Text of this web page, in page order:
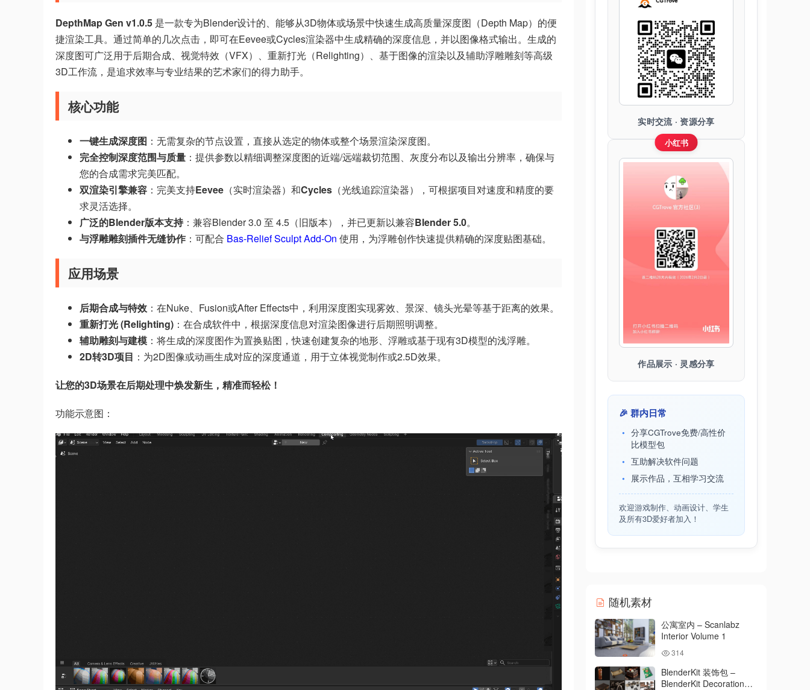
DepthMap Gen v1.0.5 是一款专为Blender设计的、能够从3D物体或场景中快速生成高质量深度图（Depth Map）的便
捷渲染工具。通过简单的几次点击，即可在Eevee或Cycles渲染器中生成精确的深度信息，并以图像格式输出。生成的
深度图可广泛用于后期合成、视觉特效（VFX）、重新打光（Relighting）、基于图像的渲染以及辅助浮雕雕刻等高级
3D工作流，是追求效率与专业结果的艺术家们的得力助手。
核心功能
一键生成深度图 ：无需复杂的节点设置，直接从选定的物体或整个场景渲染深度图。
完全控制深度范围与质量 ：提供参数以精细调整深度图的近端/远端裁切范围、灰度分布以及输出分辨率，确保与
您的合成需求完美匹配。
双渲染引擎兼容 ：完美支持Eevee （实时渲染器）和Cycles （光线追踪渲染器），可根据项目对速度和精度的要
求灵活选择。
广泛的Blender版本支持：兼容Blender 3.0 至 4.5（旧版本），并已更新以兼容Blender 5.0。
与浮雕雕刻插件无缝协作 ：可配合 Bas-Relief Sculpt Add-On 使用，为浮雕创作快速提供精确的深度贴图基础。
应用场景
后期合成与特效 ：在Nuke、Fusion或After Effects中，利用深度图实现雾效、景深、镜头光晕等基于距离的效果。
重新打光 (Relighting) ：在合成软件中，根据深度信息对渲染图像进行后期照明调整。
辅助雕刻与建模 ：将生成的深度图作为置换贴图，快速创建复杂的地形、浮雕或基于现有3D模型的浅浮雕。
2D转3D项目 ：为2D图像或动画生成对应的深度通道，用于立体视觉制作或2.5D效果。
让您的3D场景在后期处理中焕发新生，精准而轻松！
功能示意图：
实时交流 · 资源分享
小红书
作品展示 · 灵感分享
🎉 群内日常
分享CGTrove免费/高性价
比模型包
互助解决软件问题
展示作品，互相学习交流
欢迎游戏制作、动画设计、学生
及所有3D爱好者加入！
随机素材
公寓室内 – Scanlabz
Interior Volume 1
314
BlenderKit 装饰包 –
BlenderKit Decoration